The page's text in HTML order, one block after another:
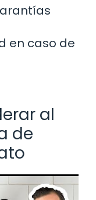
en caso de
al
de